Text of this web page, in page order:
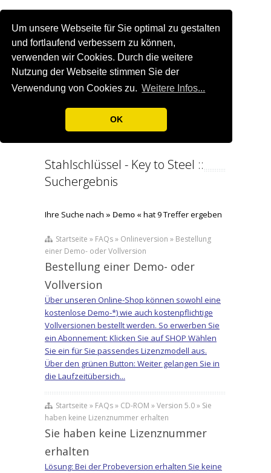
Um unsere Webseite für Sie optimal zu gestalten
und fortlaufend verbessern zu können,
verwenden wir Cookies. Durch die weitere
Nutzung der Webseite stimmen Sie der
Verwendung von Cookies zu. Weitere Infos...
OK
Stahlschlüssel - Key to Steel ::
Suchergebnis
Ihre Suche nach » Demo « hat 9 Treffer ergeben
Startseite » FAQs » Onlineversion » Bestellung
einer Demo- oder Vollversion
Bestellung einer Demo- oder
Vollversion
Über unseren Online-Shop können sowohl eine
kostenlose Demo-*) wie auch kostenpflichtige
Vollversionen bestellt werden. So erwerben Sie
ein Abonnement: Klicken Sie auf SHOP Wählen
Sie ein für Sie passendes Lizenzmodell aus.
Über den grünen Button: Weiter gelangen Sie in
die Laufzeitübersich...
Startseite » FAQs » CD-ROM » Version 5.0 » Sie
haben keine Lizenznummer erhalten
Sie haben keine Lizenznummer
erhalten
Lösung: Bei der Probeversion erhalten Sie keine